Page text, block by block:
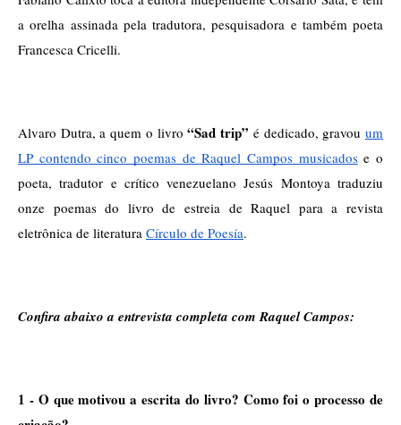
a orelha assinada pela tradutora, pesquisadora e também poeta
Francesca Cricelli.
Alvaro Dutra, a quem o livro “Sad trip” é dedicado, gravou um
LP contendo cinco poemas de Raquel Campos musicados e o
poeta, tradutor e crítico venezuelano Jesús Montoya traduziu
onze poemas do livro de estreia de Raquel para a revista
eletrônica de literatura Círculo de Poesía.
Confira abaixo a entrevista completa com Raquel Campos:
1 - O que motivou a escrita do livro? Como foi o processo de